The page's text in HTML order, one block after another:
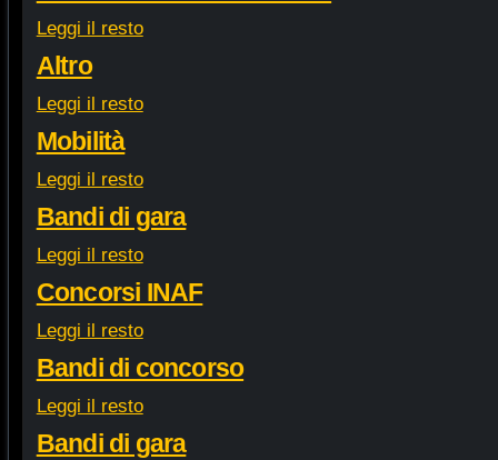
Leggi il resto
Altro
Leggi il resto
Mobilità
Leggi il resto
Bandi di gara
Leggi il resto
Concorsi INAF
Leggi il resto
Bandi di concorso
Leggi il resto
Bandi di gara